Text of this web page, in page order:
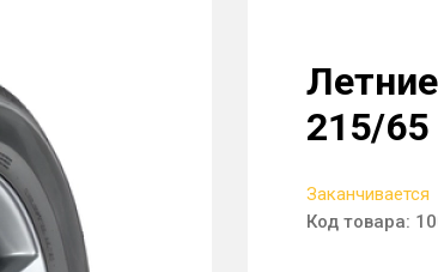
215/65
Заканчивается
Код товара: